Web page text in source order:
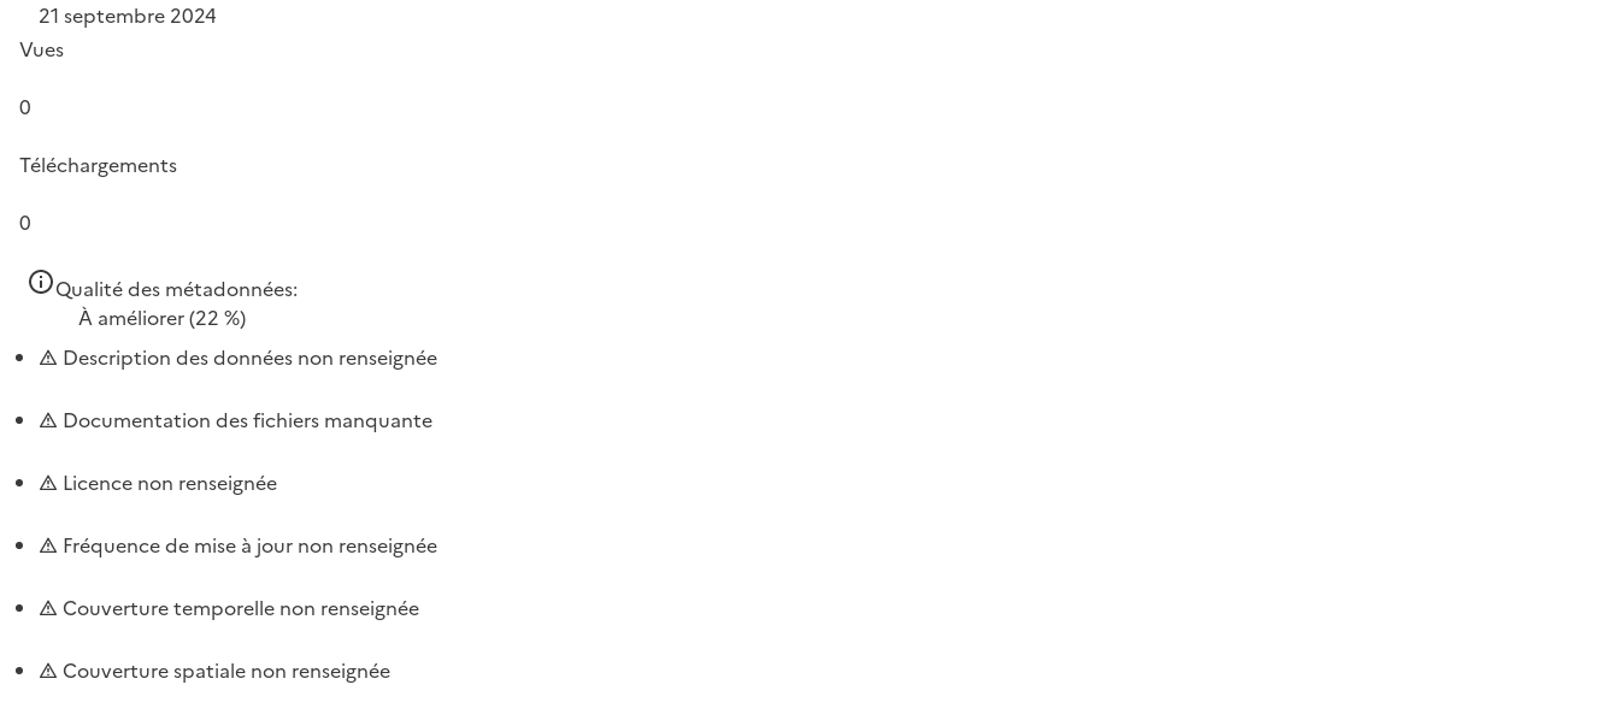
21 septembre 2024
Vues
0
Téléchargements
0
Qualité des métadonnées:
À améliorer(22 %)
Description des données non renseignée
Documentation des fichiers manquante
Licence non renseignée
Fréquence de mise à jour non renseignée
Couverture temporelle non renseignée
Couverture spatiale non renseignée